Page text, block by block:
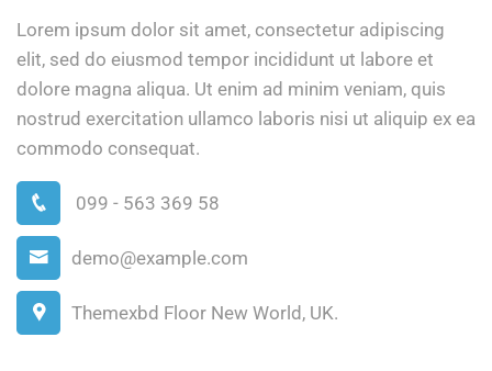
Lorem ipsum dolor sit amet, consectetur adipiscing
elit, sed do eiusmod tempor incididunt ut labore et
dolore magna aliqua. Ut enim ad minim veniam, quis
nostrud exercitation ullamco laboris nisi ut aliquip ex ea
commodo consequat.
099 - 563 369 58
demo@example.com
Themexbd Floor New World, UK.